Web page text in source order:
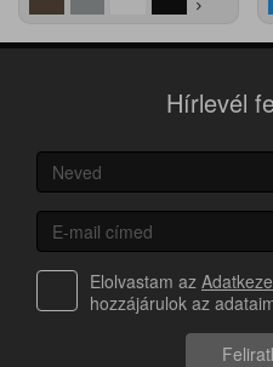
Hírlevél
Elolvastam az
hozzájárulok az